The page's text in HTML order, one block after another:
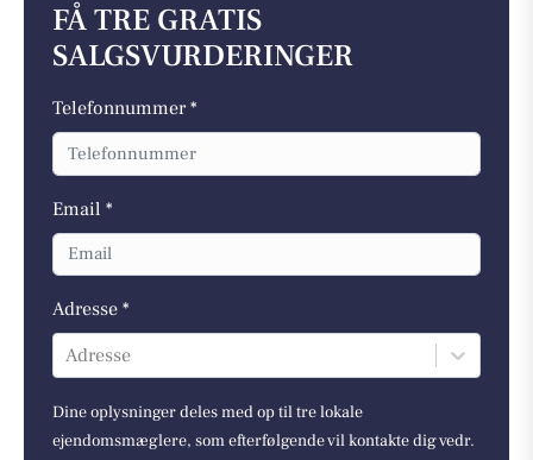
FÅ TRE GRATIS
SALGSVURDERINGER
Telefonnummer *
Email *
Adresse *
Adresse
Dine oplysninger deles med op til tre lokale
ejendomsmæglere, som efterfølgende vil kontakte dig vedr.